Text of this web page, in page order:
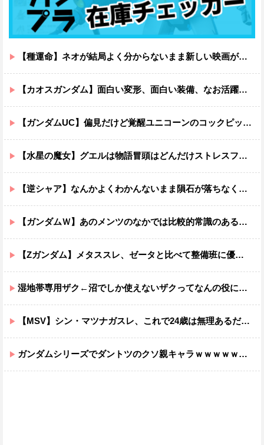
【種運命】ネオが結局よく分からないまま新しい映画が終わった後ももやもやしてる
【カオスガンダム】面白い変形、面白い装備、なお活躍…
【ガンダムUC】偏見だけど覚醒ユニコーンのコックピットってエアコンの効きが強そうでいいよね
【水星の魔女】グエルは物語冒頭はどんだけストレスフルだったんだよ…ってなる
【逆シャア】なんかよくわかんないまま隕石が落ちなくていい感じに終わった作品ｗｗｗｗｗｗ
【ガンダムＷ】あのメンツのなかでは比較的常識のあるほうなのがデュオだよね
【Zガンダム】メタススレ、ゼータと比べて整備班に優しそう
湿地帯専用ザク←沼でしか使えないザクってなんの役に立つ設定なんだ？
【MSV】シン・マツナガスレ、これで24歳は無理あるだろ…
ガンダムシリーズでダントツのクソ親キャラｗｗｗｗｗｗｗｗｗｗｗｗ